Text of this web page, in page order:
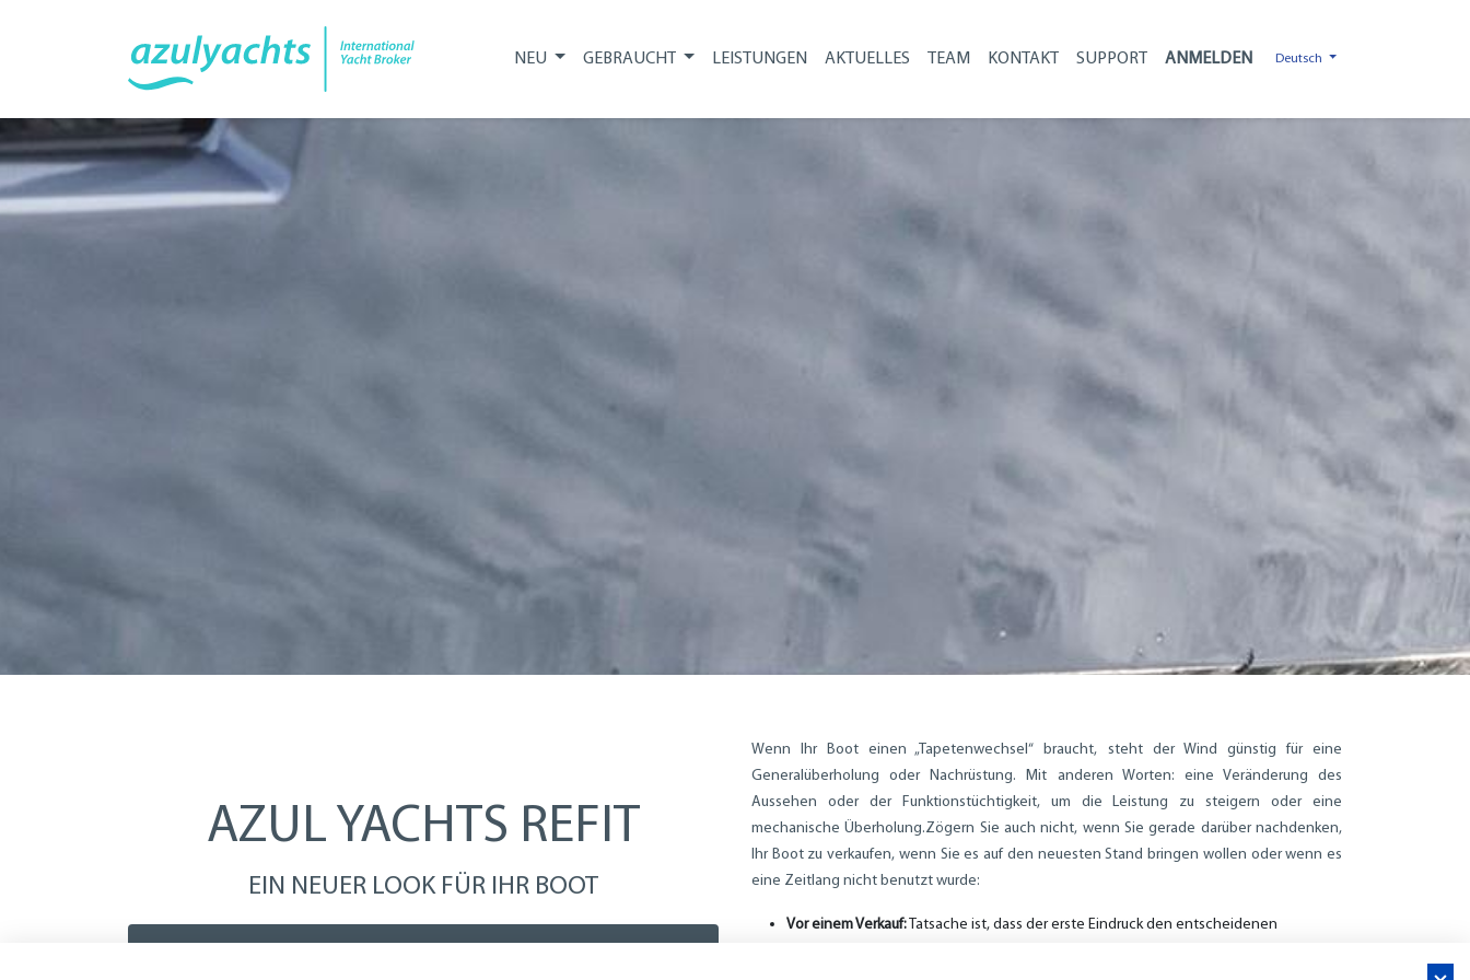
NEU GEBRAUCHT LEISTUNGEN AKTUELLES TEAM KONTAKT SUPPORT Deutsch
AZUL YACHTS REFIT
EIN NEUER LOOK FÜR IHR BOOT
Wenn Ihr Boot einen „Tapetenwechsel“ braucht, steht der Wind günstig für eine
Generalüberholung oder Nachrüstung. Mit anderen Worten: eine Veränderung des
Aussehen oder der Funktionstüchtigkeit, um die Leistung zu steigern oder eine
mechanische Überholung.Zögern Sie auch nicht, wenn Sie gerade darüber nachdenken,
Ihr Boot zu verkaufen, wenn Sie es auf den neuesten Stand bringen wollen oder wenn es
eine Zeitlang nicht benutzt wurde:
Vor einem Verkauf: Tatsache ist, dass der erste Eindruck den entscheidenen